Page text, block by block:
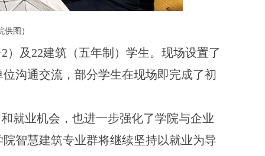
图）
）及22建筑（五年制）学生。现场设置了
沟通交流，部分学生在现场即完成了初
就业机会，也进一步强化了学院与企业
智慧建筑专业群将继续坚持以就业为导